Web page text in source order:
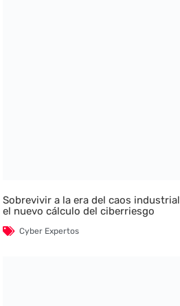
Sobrevivir a la era del caos
el nuevo cálculo del ciberriesgo
Cyber Expertos